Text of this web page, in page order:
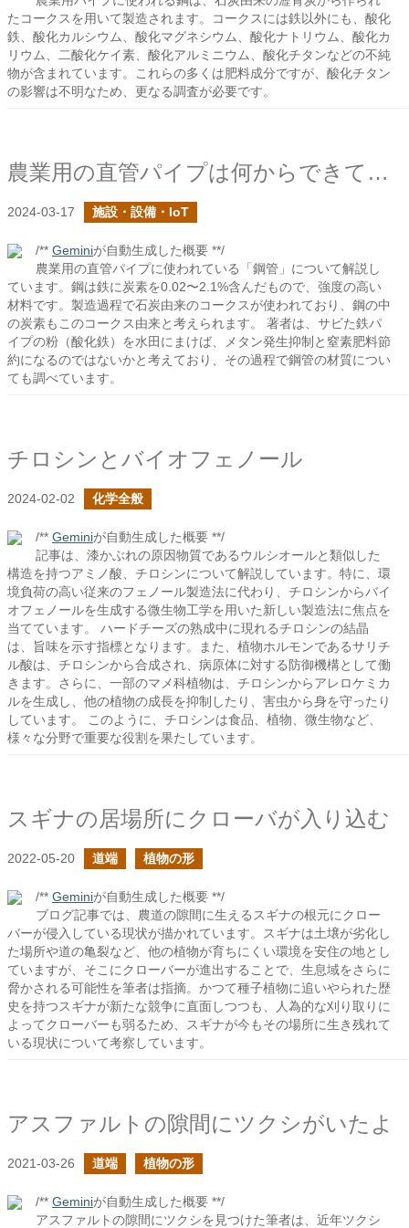
たコークスを用いて製造されます。コークスには鉄以外にも、酸化
鉄、酸化カルシウム、酸化マグネシウム、酸化ナトリウム、酸化カ
リウム、二酸化ケイ素、酸化アルミニウム、酸化チタンなどの不純
物が含まれています。これらの多くは肥料成分ですが、酸化チタン
の影響は不明なため、更なる調査が必要です。
農業用の直管パイプは何からできている？
2024-03-17 施設・設備・IoT
/** Geminiが自動生成した概要 **/
農業用の直管パイプに使われている「鋼管」について解説し
ています。鋼は鉄に炭素を0.02〜2.1%含んだもので、強度の高い
材料です。製造過程で石炭由来のコークスが使われており、鋼の中
の炭素もこのコークス由来と考えられます。 著者は、サビた鉄パ
イプの粉（酸化鉄）を水田にまけば、メタン発生抑制と窒素肥料節
約になるのではないかと考えており、その過程で鋼管の材質につい
ても調べています。
チロシンとバイオフェノール
2024-02-02 化学全般
/** Geminiが自動生成した概要 **/
記事は、漆かぶれの原因物質であるウルシオールと類似した
構造を持つアミノ酸、チロシンについて解説しています。特に、環
境負荷の高い従来のフェノール製造法に代わり、チロシンからバイ
オフェノールを生成する微生物工学を用いた新しい製造法に焦点を
当てています。 ハードチーズの熟成中に現れるチロシンの結晶
は、旨味を示す指標となります。また、植物ホルモンであるサリチ
ル酸は、チロシンから合成され、病原体に対する防御機構として働
きます。さらに、一部のマメ科植物は、チロシンからアレロケミカ
ルを生成し、他の植物の成長を抑制したり、害虫から身を守ったり
しています。 このように、チロシンは食品、植物、微生物など、
様々な分野で重要な役割を果たしています。
スギナの居場所にクローバが入り込む
2022-05-20 道端 植物の形
/** Geminiが自動生成した概要 **/
ブログ記事では、農道の隙間に生えるスギナの根元にクロー
バーが侵入している現状が描かれています。スギナは土壌が劣化し
た場所や道の亀裂など、他の植物が育ちにくい環境を安住の地とし
ていますが、そこにクローバーが進出することで、生息域をさらに
脅かされる可能性を筆者は指摘。かつて種子植物に追いやられた歴
史を持つスギナが新たな競争に直面しつつも、人為的な刈り取りに
よってクローバーも弱るため、スギナが今もその場所に生き残れて
いる現状について考察しています。
アスファルトの隙間にツクシがいたよ
2021-03-26 道端 植物の形
/** Geminiが自動生成した概要 **/
アスファルトの隙間にツクシを見つけた筆者は、近年ツクシ